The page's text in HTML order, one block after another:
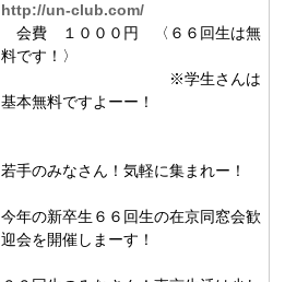
http://un-club.com/
会費 １０００円 〈６６回生は無
料です！〉
※学生さんは
基本無料ですよーー！
若手のみなさん！気軽に集まれー！
今年の新卒生６６回生の在京同窓会歓
迎会を開催しまーす！